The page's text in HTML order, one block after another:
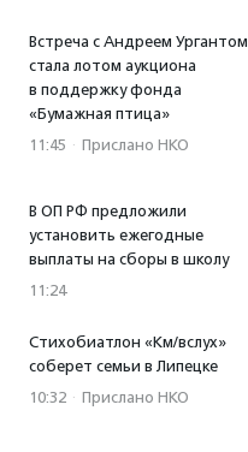
Встреча с Андреем Ургантом
стала лотом аукциона
в поддержку фонда
«Бумажная птица»
11:45 · Прислано НКО
В ОП РФ предложили
установить ежегодные
выплаты на сборы в школу
11:24
Стихобиатлон «Км/вслух»
соберет семьи в Липецке
10:32 · Прислано НКО